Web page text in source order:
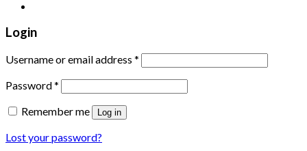
Login
Username or email address *
Password*
Remember me
Log in
Lost your password?